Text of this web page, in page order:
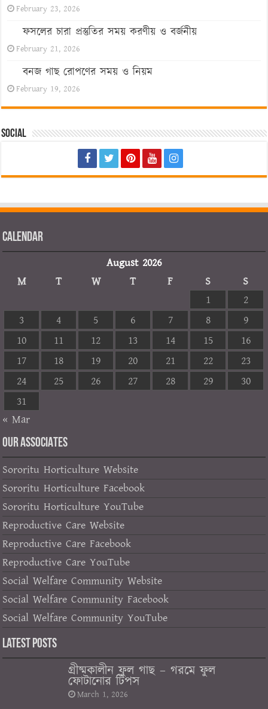
February 23, 2026
ফসলের চারা প্রস্তুতির সময় করণীয় ও বর্জনীয়
February 21, 2026
বনজ গাছ রোপণের সময় ও নিয়ম
February 19, 2026
Social
Calendar
August 2026
M
T W T F S
S
1
2
3
4 5 6 7 8
9
10
11 12 13 14 15
16
17
18 19 20 21 22
23
24
25 26 27 28 29
30
31
« Mar
OUR ASSOCIATES
Sororitu Horticulture Website
Sororitu Horticulture Facebook
Sororitu Horticulture YouTube
Reproductive Care Website
Reproductive Care Facebook
Reproductive Care YouTube
Social Welfare Community Website
Social Welfare Community Facebook
Social Welfare Community YouTube
Latest Posts
গ্রীষ্মকালীন ফুল গাছ – গরমে ফুল
ফোটানোর টিপস
March 1, 2026